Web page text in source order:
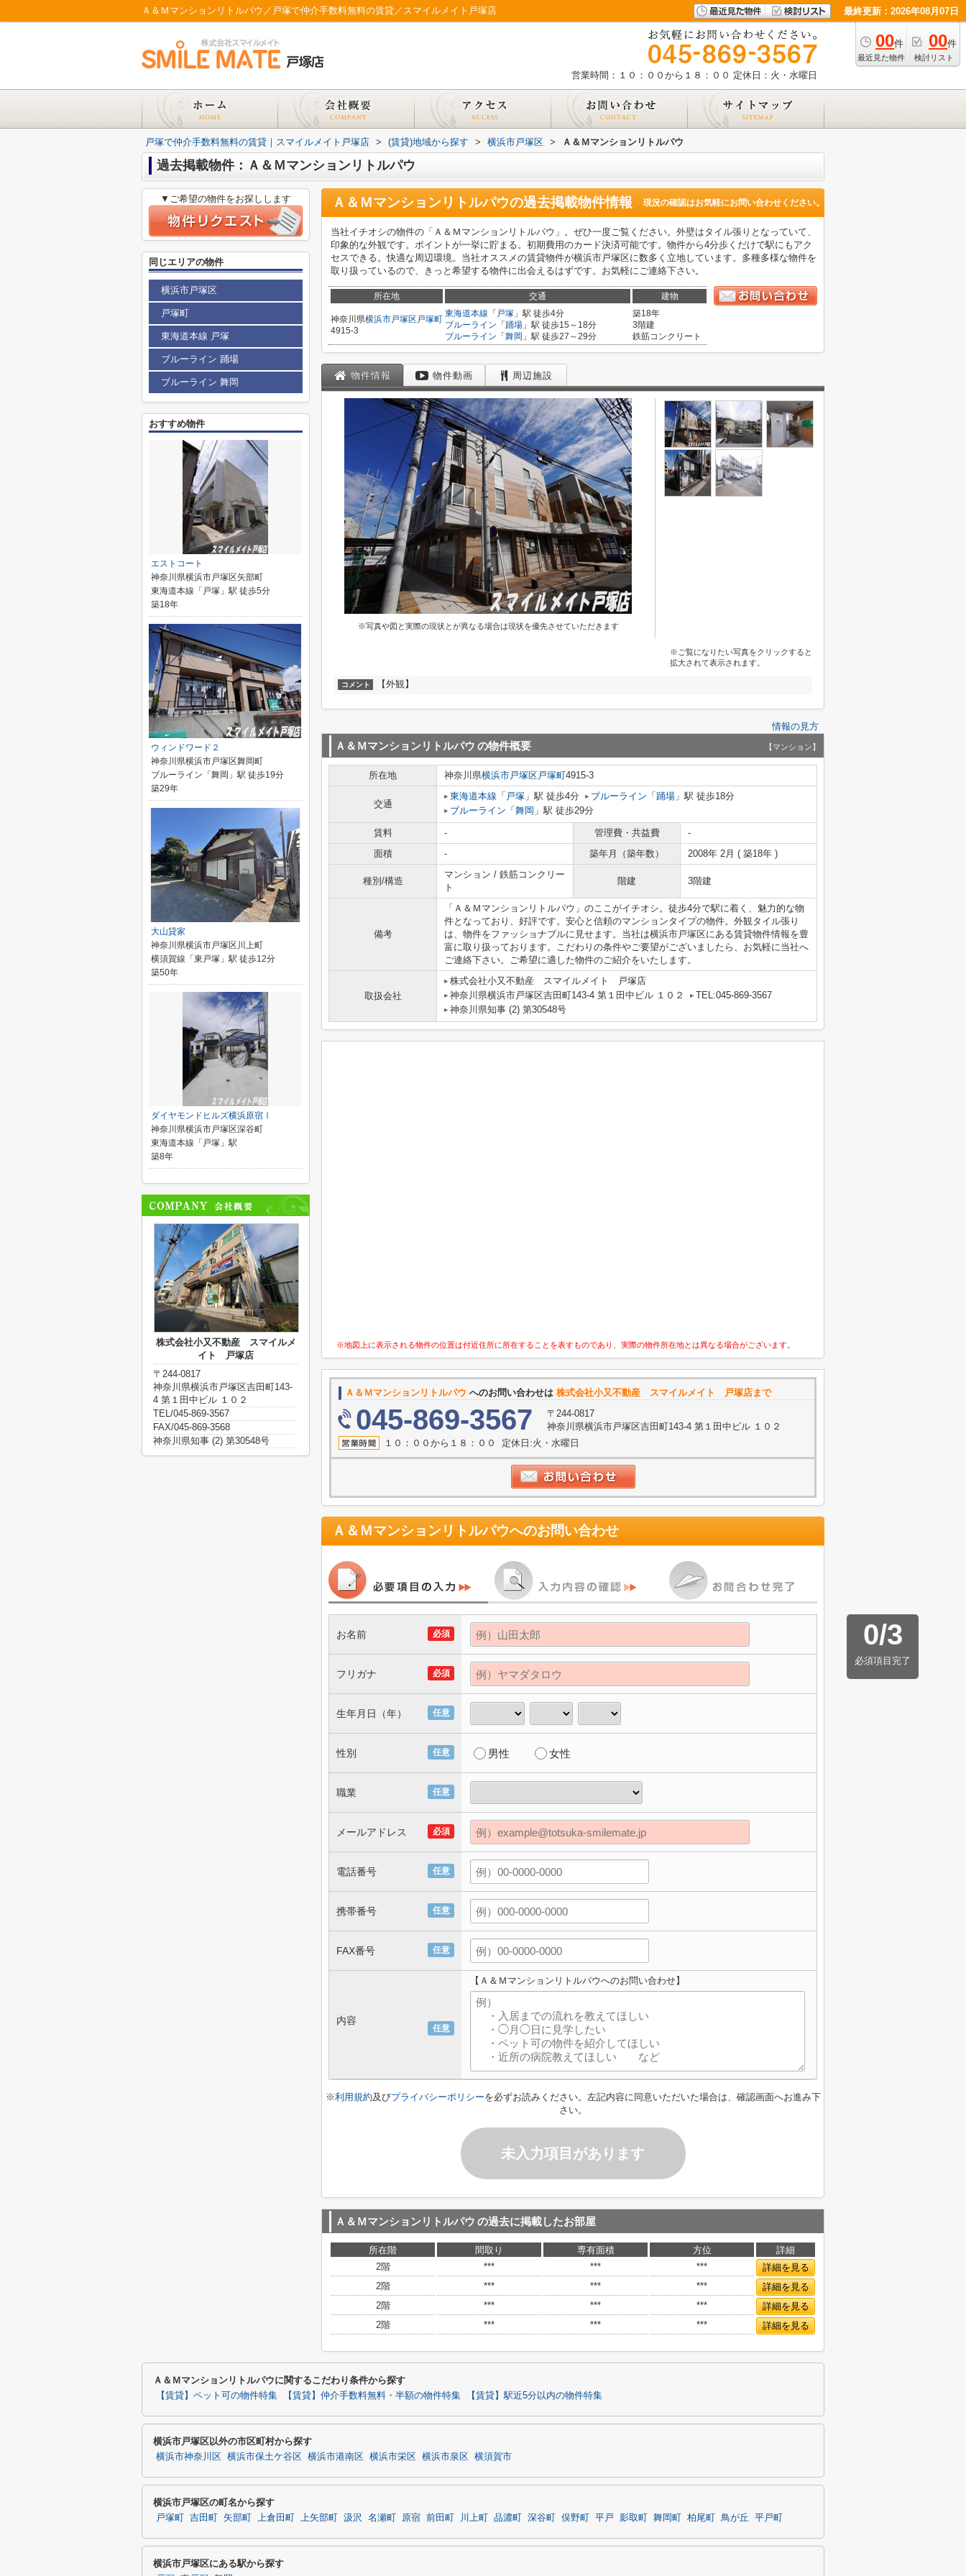
Ａ＆Ｍマンションリトルパウ／戸塚で仲介手数料無料の賃貸／スマイルメイト戸塚店 最終更新：2026年08月07日
00件
最近見た物件
00件
検討リスト
営業時間：１０：００から１８：００ 定休日：火・水曜日
戸塚で仲介手数料無料の賃貸｜スマイルメイト戸塚店 > (賃貸)地域から探す > 横浜市戸塚区 > Ａ＆Ｍマンションリトルパウ
過去掲載物件：Ａ＆Ｍマンションリトルパウ
Ａ＆Ｍマンションリトルパウの過去掲載物件情報 現況の確認はお気軽にお問い合わせください。
当社イチオシの物件の「Ａ＆Ｍマンションリトルパウ」。ぜひ一度ご覧ください。外壁はタイル張りとなっていて、
印象的な外観です。ポイントが一挙に貯まる。初期費用のカード決済可能です。物件から4分歩くだけで駅にもアク
セスできる。快適な周辺環境。当社オススメの賃貸物件が横浜市戸塚区に数多く立地しています。多種多様な物件を
取り扱っているので、きっと希望する物件に出会えるはずです。お気軽にご連絡下さい。
所在地 交通 建物
神奈川県横浜市戸塚区 戸塚町
4915-3
東海道本線 「 戸塚 」駅 徒歩4分
ブルーライン 「 踊場 」駅 徒歩15～18分
ブルーライン 「 舞岡 」駅 徒歩27～29分
築18年
3階建
鉄筋コンクリート
物件情報 物件動画 周辺施設
※写真や図と実際の現状とが異なる場合は現状を優先させていただきます
※ご覧になりたい写真をクリックすると
拡大されて表示されます。
コメント 【外観】
情報の見方
Ａ＆Ｍマンションリトルパウ の物件概要 【マンション】
所在地 神奈川県横浜市戸塚区戸塚町4915-3
交通
東海道本線 「 戸塚 」駅 徒歩4分 ブルーライン 「 踊場 」駅 徒歩18分
ブルーライン 「 舞岡 」駅 徒歩29分
賃料 - 管理費・共益費
-
面積
- 築年月（築年数） 2008年 2月 ( 築18年 )
種別/構造
マンション / 鉄筋コンクリー
ト
階建 3階建
備考
「Ａ＆Ｍマンションリトルパウ」のここがイチオシ。徒歩4分で駅に着く、魅力的な物
件となっており、好評です。安心と信頼のマンションタイプの物件。外観タイル張り
は、物件をファッショナブルに見せます。当社は横浜市戸塚区にある賃貸物件情報を豊
富に取り扱っております。こだわりの条件やご要望がございましたら、お気軽に当社へ
ご連絡下さい。ご希望に適した物件のご紹介をいたします。
取扱会社
株式会社小又不動産 スマイルメイト 戸塚店
神奈川県横浜市戸塚区吉田町143-4 第１田中ビル １０２
TEL:045-869-3567
神奈川県知事 (2) 第30548号
※地図上に表示される物件の位置は付近住所に所在することを表すものであり、実際の物件所在地とは異なる場合がございます。
Ａ＆Ｍマンションリトルパウ へのお問い合わせは 株式会社小又不動産 スマイルメイト 戸塚店まで
045-869-3567
〒244-0817
神奈川県横浜市戸塚区吉田町143-4 第１田中ビル １０２
１０：００から１８：００ 定休日:火・水曜日
Ａ＆Ｍマンションリトルパウへのお問い合わせ
0/3
必須項目完了
必須
お名前
必須
フリガナ
任意
生年月日（年）
任意
性別 男性 女性
任意
職業
必須
メールアドレス
任意
電話番号
任意
携帯番号
任意
FAX番号
任意
内容
【Ａ＆Ｍマンションリトルパウへのお問い合わせ】
※利用規約及びプライバシーポリシーを必ずお読みください。左記内容に同意いただいた場合は、確認画面へお進み下
さい。
未入力項目があります
Ａ＆Ｍマンションリトルパウ の過去に掲載したお部屋
所在階 間取り 専有面積 方位
詳細
2階
*** *** ***
詳細を見る
2階
*** *** ***
詳細を見る
2階
*** *** ***
詳細を見る
2階
*** *** *** 詳細を見る
▼ご希望の物件をお探しします
同じエリアの物件
横浜市戸塚区
戸塚町
東海道本線 戸塚
ブルーライン 踊場
ブルーライン 舞岡
おすすめ物件
エストコート
神奈川県横浜市戸塚区矢部町
東海道本線「戸塚」駅 徒歩5分
築18年
ウィンドワード２
神奈川県横浜市戸塚区舞岡町
ブルーライン「舞岡」駅 徒歩19分
築29年
大山貸家
神奈川県横浜市戸塚区川上町
横須賀線「東戸塚」駅 徒歩12分
築50年
ダイヤモンドヒルズ横浜原宿Ⅰ
神奈川県横浜市戸塚区深谷町
東海道本線「戸塚」駅
築8年
株式会社小又不動産 スマイルメ
イト 戸塚店
〒244-0817
神奈川県横浜市戸塚区吉田町143-
4 第１田中ビル １０２
TEL/045-869-3567
FAX/045-869-3568
神奈川県知事 (2) 第30548号
Ａ＆Ｍマンションリトルパウに関するこだわり条件から探す
【賃貸】ペット可の物件特集 【賃貸】仲介手数料無料・半額の物件特集 【賃貸】駅近5分以内の物件特集
横浜市戸塚区以外の市区町村から探す
横浜市神奈川区 横浜市保土ケ谷区 横浜市港南区 横浜市栄区 横浜市泉区 横須賀市
横浜市戸塚区の町名から探す
戸塚町 吉田町 矢部町 上倉田町 上矢部町 汲沢 名瀬町 原宿 前田町 川上町 品濃町 深谷町 俣野町 平戸 影取町 舞岡町 柏尾町 鳥が丘 平戸町
横浜市戸塚区にある駅から探す